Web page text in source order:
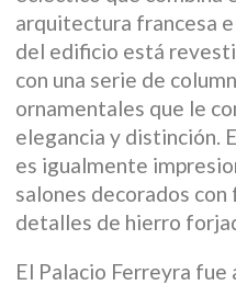
arquitectura francesa
del edificio está
con una serie de
ornamentales que le
elegancia y distinción.
es igualmente
salones decorados
detalles de hierro
El Palacio Ferreyra fue